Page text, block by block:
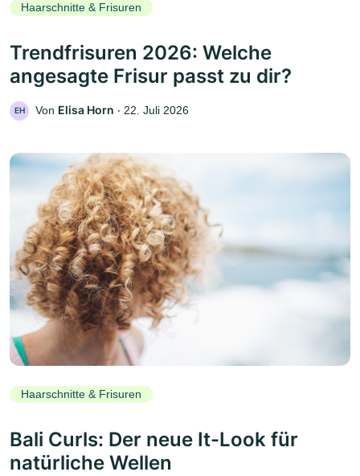
Haarschnitte & Frisuren
Trendfrisuren 2026: Welche
angesagte Frisur passt zu dir?
EH Von Elisa Horn ‧ 22. Juli 2026
Haarschnitte & Frisuren
Bali Curls: Der neue It-Look für
natürliche Wellen